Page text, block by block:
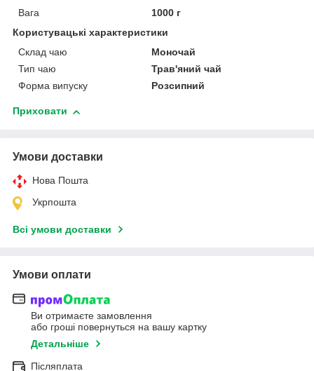
Вага
1000 г
Користувацькі характеристики
Склад чаю
Моночай
Тип чаю
Трав'яний чай
Форма випуску
Розсипний
Приховати
Умови доставки
Нова Пошта
Укрпошта
Всі умови доставки
Умови оплати
Ви отримаєте замовлення
або гроші повернуться на вашу картку
Детальніше
Післяплата